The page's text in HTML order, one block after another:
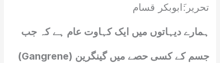
تحریر:َابوبکر قسام
ہمارے دیہاتوں میں ایک کہاوت عام ہے کہ جب
جسم کے کسی حصے میں گینگرین (Gangrene)